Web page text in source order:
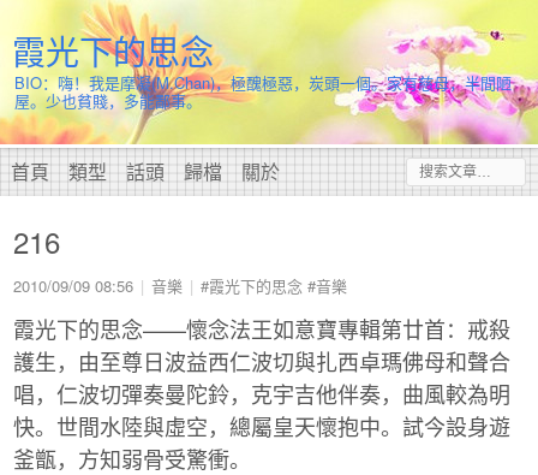
霞光下的思念
BIO：嗨！我是摩凝(M.Chan)，極醜極惡，炭頭一個。家有慈母，半間陋
屋。少也貧賤，多能鄙事。
首頁 類型 話頭 歸檔 關於
216
2010/09/09 08:56 音樂 #霞光下的思念 #音樂
霞光下的思念——懷念法王如意寶專輯第廿首：戒殺
護生，由至尊日波益西仁波切與扎西卓瑪佛母和聲合
唱，仁波切彈奏曼陀鈴，克宇吉他伴奏，曲風較為明
快。世間水陸與虛空，總屬皇天懷抱中。試今設身遊
釜甑，方知弱骨受驚衝。